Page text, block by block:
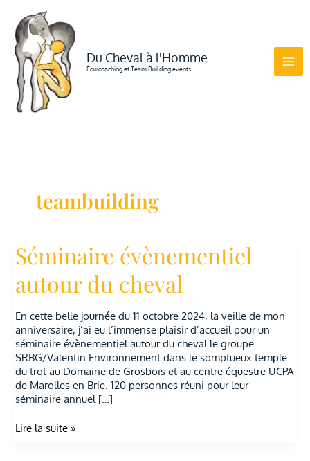
contenu
Du Cheval à l'Homme
Équicoaching et Team Building events
teambuilding
Séminaire évènementiel
autour du cheval
En cette belle journée du 11 octobre 2024, la veille de mon
anniversaire, j’ai eu l’immense plaisir d’accueil pour un
séminaire évènementiel autour du cheval le groupe
SRBG/Valentin Environnement dans le somptueux temple
du trot au Domaine de Grosbois et au centre équestre UCPA
de Marolles en Brie. 120 personnes réuni pour leur
séminaire annuel […]
Séminaire
évènementiel
autour
du
Lire la suite »